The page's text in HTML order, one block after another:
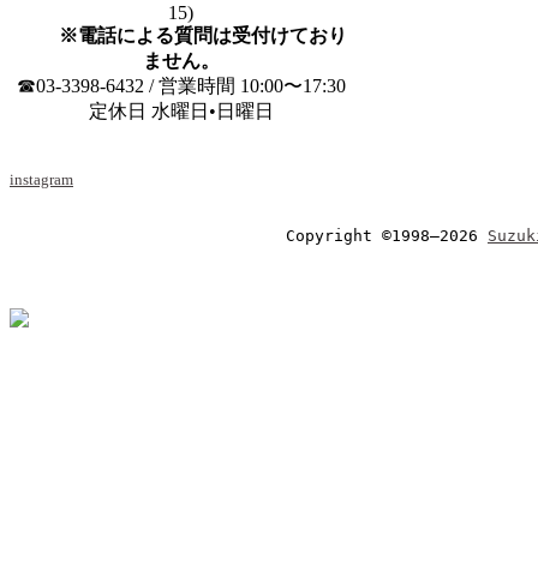
15)
※電話による質問は受付けており
ません。
☎03-3398-6432 / 営業時間 10:00〜17:30
定休日 水曜日•日曜日
instagram
Copyright ©1998–2026